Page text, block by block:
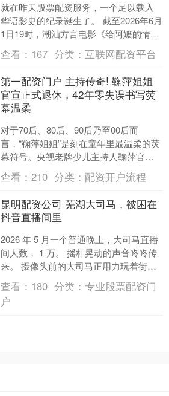
就在昨天股票配资服务，一个足以载入
华语影史的纪录诞生了。 截至2026年6月
1日19时，潮汕方言电影《给阿嬷的情
书》总票房（含预售）正式突破了
14.4847亿元....
查看： 167 分类：互联网配资平台
第一配资门户 主持传奇! 鞠萍姐姐
官宣正式退休，42年零失误书写荧
幕温柔
对于70后、80后、90后乃至00后而
言，“鞠萍姐姐”是刻在童年里最温柔的荧
幕符号。央视老牌少儿主持人鞠萍官宣
退休消息，引发全网集体怀旧。她在5月
31日完成最后....
查看：210 分类： 配资开户流程
昆明配资公司 芜湖大司马，被困在
抖音直播间里
2026 年 5 月一个普通晚上，大司马直播
间人数， 1 万。 摇杆晃动的声音咚咚传
来。 摄像头前的大司马正用力玩着街
霸，身后架子上摆满了要抽奖的礼物。
屏幕上....
查看： 180 分类：专业股票配资门
户